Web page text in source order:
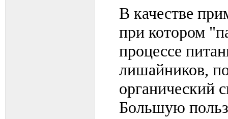
В качестве
при котором
процессе
лишайников,
органический
Большую